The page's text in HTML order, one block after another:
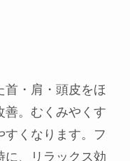
首・肩・頭皮をほ
善。むくみやくす
すくなります。フ
に、リラックス効